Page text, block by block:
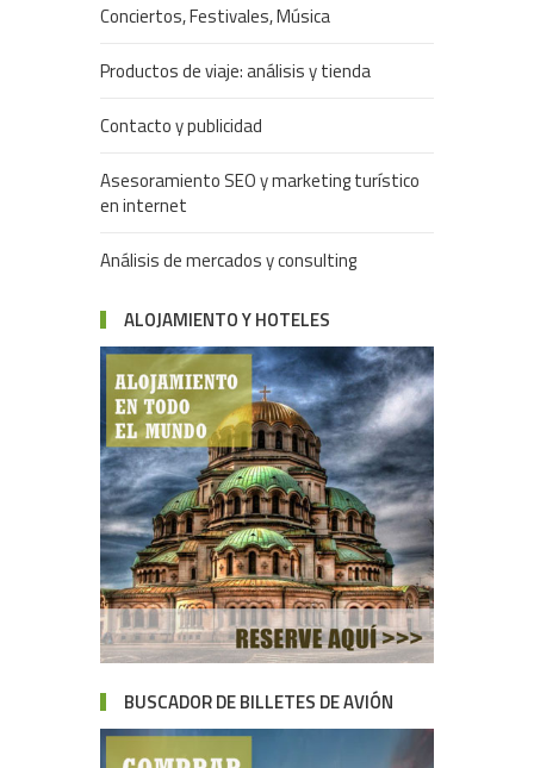
Conciertos, Festivales, Música
Productos de viaje: análisis y tienda
Contacto y publicidad
Asesoramiento SEO y marketing turístico
en internet
Análisis de mercados y consulting
ALOJAMIENTO Y HOTELES
BUSCADOR DE BILLETES DE AVIÓN